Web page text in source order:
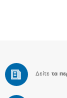
Δείτε τα